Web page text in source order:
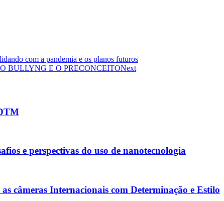
com a pandemia e os planos futuros
BULLYNG E O PRECONCEITONext
e perspectivas do uso de nanotecnologia
câmeras Internacionais com Determinação e Estilo